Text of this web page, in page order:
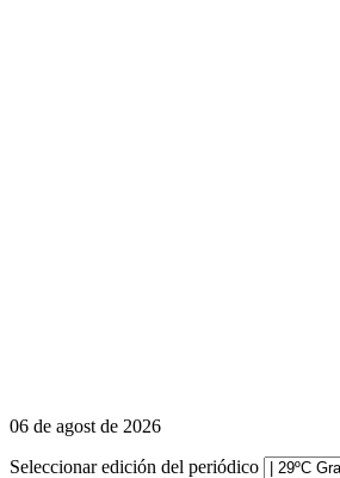
06 de agost de 2026
Seleccionar edición del periódico